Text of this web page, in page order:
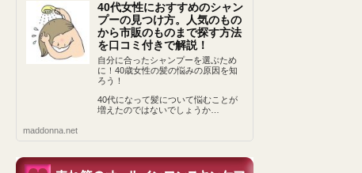
40代女性におすすめのシャン
プーの見つけ方。人気のもの
から市販のものまで探す方法
を口コミ付きで解説！
自分に合ったシャンプーを選ぶため
に！40歳女性の髪の悩みの原因を知
ろう！
40代になって髪について悩むことが
増えたのではないでしょうか…
maddonna.net